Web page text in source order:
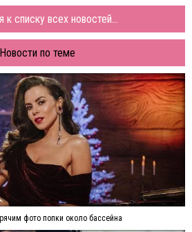
к списку всех новостей...
Новости по теме
фото попки около бассейна